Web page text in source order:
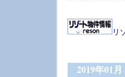
リ
2019年01月